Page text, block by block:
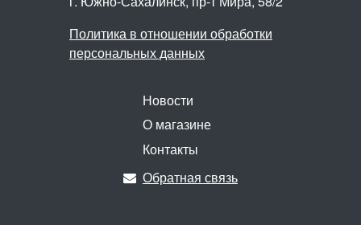
Политика в отношении обработки
персональных данных
Новости
О магазине
Контакты
Обратная связь